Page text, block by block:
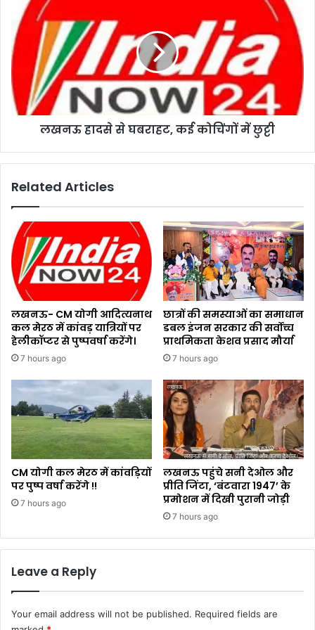
लखनऊ हादसे से घबराहट, कई कोचिंगों में छुट्टी
Related Articles
लखनऊ- CM योगी आदित्यनाथ
कल मेरठ में कांवड़ यात्रियों पर
हेलीकॉप्टर से पुष्पवर्षा करेंगे।
7 hours ago
छात्रों की समस्याओं का समाधान
डबल इंजन सरकार की सर्वोच्च
प्राथमिकता केशव प्रसाद मौर्या
7 hours ago
CM योगी कल मेरठ में कांवड़ियों
पर पुष्प वर्षा करेंगे !!
7 hours ago
लखनऊ पहुंचे सनी देओल और
प्रीति जिंटा, ‘बंटवारा 1947’ के
प्रमोशन में दिखी पुरानी जोड़ी
7 hours ago
Leave a Reply
Your email address will not be published. Required fields are